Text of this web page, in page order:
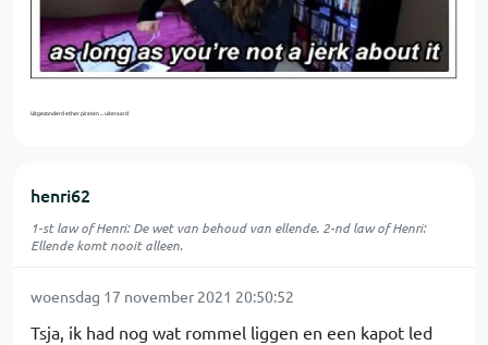
Uitgezonderd ether piraten ... uiteraard
henri62
1-st law of Henri: De wet van behoud van ellende. 2-nd law of Henri:
Ellende komt nooit alleen.
woensdag 17 november 2021 20:50:52
Tsja, ik had nog wat rommel liggen en een kapot led